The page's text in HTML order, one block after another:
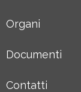
Organi
Documenti
Contatti